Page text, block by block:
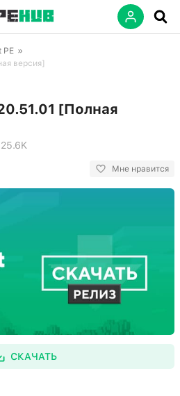
PE »
версия]
[Полная
25.6K
Мне нравится
СКАЧАТЬ